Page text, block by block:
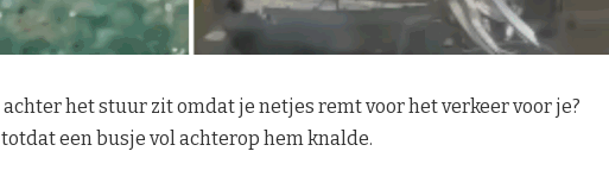
het stuur zit omdat je netjes remt voor het verkeer voor je?
een busje vol achterop hem knalde.